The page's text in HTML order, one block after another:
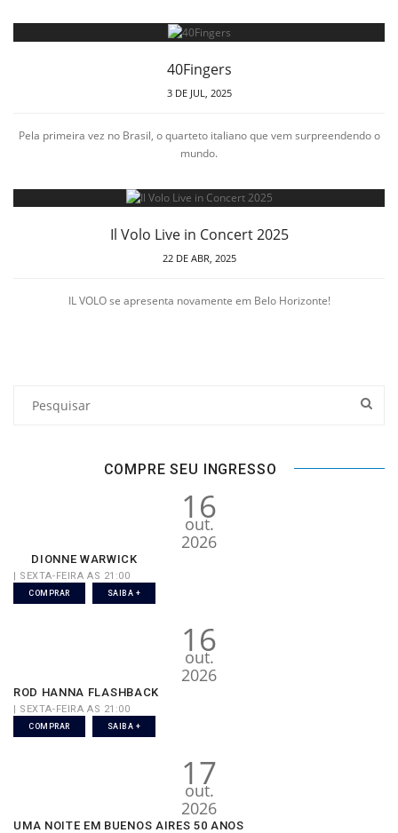
40Fingers
3 DE JUL, 2025
Pela primeira vez no Brasil, o quarteto italiano que vem surpreendendo o
mundo.
Il Volo Live in Concert 2025
22 DE ABR, 2025
IL VOLO se apresenta novamente em Belo Horizonte!
COMPRE SEU INGRESSO
16
out.
2026
DIONNE WARWICK
| SEXTA-FEIRA AS 21:00
COMPRAR SAIBA +
16
out.
2026
ROD HANNA FLASHBACK
| SEXTA-FEIRA AS 21:00
COMPRAR SAIBA +
17
out.
2026
UMA NOITE EM BUENOS AIRES 50 ANOS